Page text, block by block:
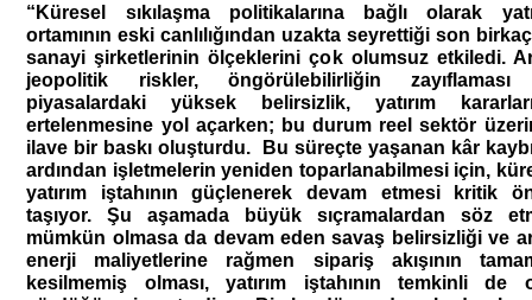
“Küresel sıkılaşma politikalarına bağlı olarak
ortamının eski canlılığından uzakta seyrettiği son birkaç
sanayi şirketlerinin ölçeklerini çok olumsuz etkiledi.
jeopolitik riskler, öngörülebilirliğin
piyasalardaki yüksek belirsizlik, yatırım
ertelenmesine yol açarken; bu durum reel sektör
ilave bir baskı oluşturdu.  Bu süreçte yaşanan kâr
ardından işletmelerin yeniden toparlanabilmesi için,
yatırım iştahının güçlenerek devam etmesi kritik
taşıyor. Şu aşamada büyük sıçramalardan söz
mümkün olmasa da devam eden savaş belirsizliği ve
enerji maliyetlerine rağmen sipariş akışının
kesilmemiş olması, yatırım iştahının temkinli de